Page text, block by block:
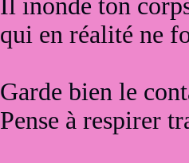
Il inonde ton
qui en réalité ne
Garde bien le
Pense à respirer